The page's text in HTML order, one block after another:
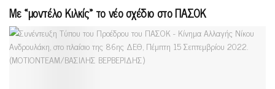
Με «μοντέλο Κιλκίς» το νέο σχέδιο στο ΠΑΣΟΚ